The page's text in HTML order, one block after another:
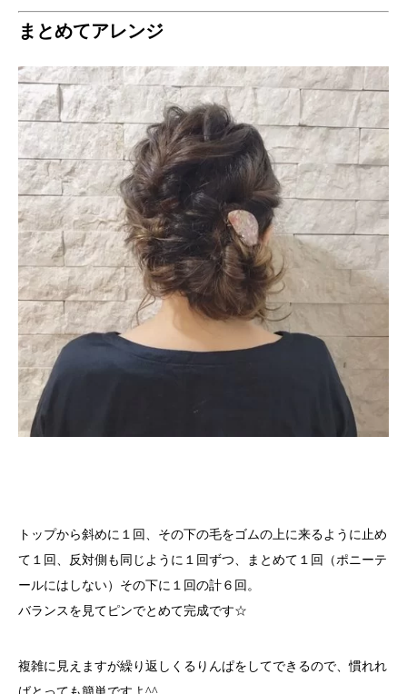
まとめてアレンジ
トップから斜めに１回、その下の毛をゴムの上に来るように止め
て１回、反対側も同じように１回ずつ、まとめて１回（ポニーテ
ールにはしない）その下に１回の計６回。
バランスを見てピンでとめて完成です☆
複雑に見えますが繰り返しくるりんぱをしてできるので、慣れれ